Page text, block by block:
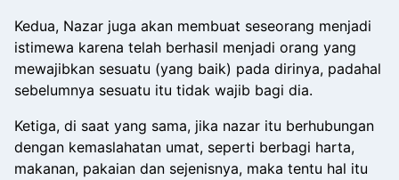
Kedua, Nazar juga akan membuat seseorang menjadi
istimewa karena telah berhasil menjadi orang yang
mewajibkan sesuatu (yang baik) pada dirinya, padahal
sebelumnya sesuatu itu tidak wajib bagi dia.
Ketiga, di saat yang sama, jika nazar itu berhubungan
dengan kemaslahatan umat, seperti berbagi harta,
makanan, pakaian dan sejenisnya, maka tentu hal itu